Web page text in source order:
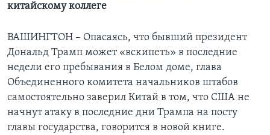
китайскому коллеге
ВАШИНГТОН – Опасаясь, что бывший президент
Дональд Трамп может «вскипеть» в последние
недели его пребывания в Белом доме, глава
Объединенного комитета начальников штабов
самостоятельно заверил Китай в том, что США не
начнут атаку в последние дни Трампа на посту
главы государства, говорится в новой книге.